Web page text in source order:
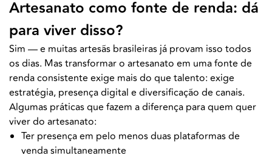
Artesanato como fonte de renda: dá
para viver disso?
Sim — e muitas artesãs brasileiras já provam isso todos
os dias. Mas transformar o artesanato em uma fonte de
renda consistente exige mais do que talento: exige
estratégia, presença digital e diversificação de canais.
Algumas práticas que fazem a diferença para quem quer
viver do artesanato:
Ter presença em pelo menos duas plataformas de
venda simultaneamente